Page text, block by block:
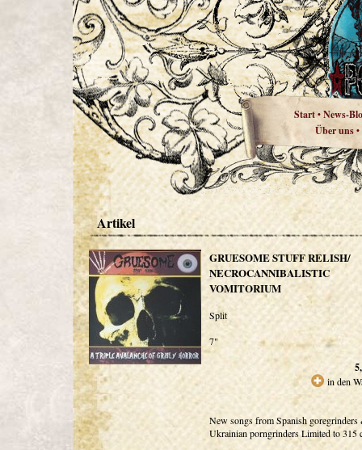
Start•News-
Über uns•
Artikel
GRUESOME STUFF RELISH/
NECROCANNIBALISTIC
VOMITORIUM
Split
7"
in den
New songs from Spanish goregrinders
Ukrainian porngrinders Limited to 315